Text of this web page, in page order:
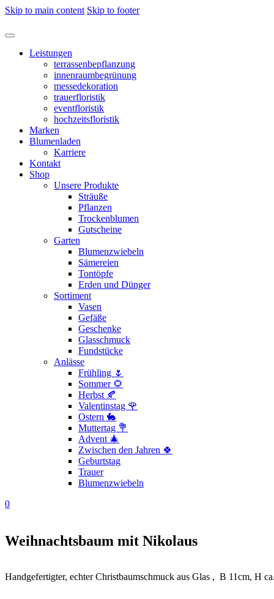
Skip to main content Skip to footer
Leistungen
terrassenbepflanzung
innenraumbegrünung
messedekoration
trauerfloristik
eventfloristik
hochzeitsfloristik
Marken
Blumenladen
Karriere
Kontakt
Shop
Unsere Produkte
Sträuße
Pflanzen
Trockenblumen
Gutscheine
Garten
Blumenzwiebeln
Sämereien
Tontöpfe
Erden und Dünger
Sortiment
Vasen
Gefäße
Geschenke
Glasschmuck
Fundstücke
Anlässe
Frühling 🌷
Sommer 🌻
Herbst 🍂
Valentinstag 🌹
Ostern 🐇
Muttertag 💐
Advent 🎄
Zwischen den Jahren 🍀
Geburtstag
Trauer
Blumenzwiebeln
0
Weihnachtsbaum mit Nikolaus
Handgefertigter, echter Christbaumschmuck aus Glas , B 11cm, H